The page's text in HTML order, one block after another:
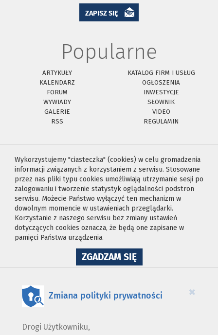
ZAPISZ SIĘ
Popularne
ARTYKUŁY
KATALOG FIRM I USŁUG
KALENDARZ
OGŁOSZENIA
FORUM
INWESTYCJE
WYWIADY
SŁOWNIK
GALERIE
VIDEO
RSS
REGULAMIN
Wykorzystujemy "ciasteczka" (cookies) w celu gromadzenia
informacji związanych z korzystaniem z serwisu. Stosowane
przez nas pliki typu cookies umożliwiają utrzymanie sesji po
zalogowaniu i tworzenie statystyk oglądalności podstron
serwisu. Możecie Państwo wyłączyć ten mechanizm w
dowolnym momencie w ustawieniach przeglądarki.
Korzystanie z naszego serwisu bez zmiany ustawień
dotyczących cookies oznacza, że będą one zapisane w
pamięci Państwa urządzenia.
ZGADZAM SIĘNA
WYKORZYSTANIE
×
Zmiana polityki prywatności
Drogi Użytkowniku,